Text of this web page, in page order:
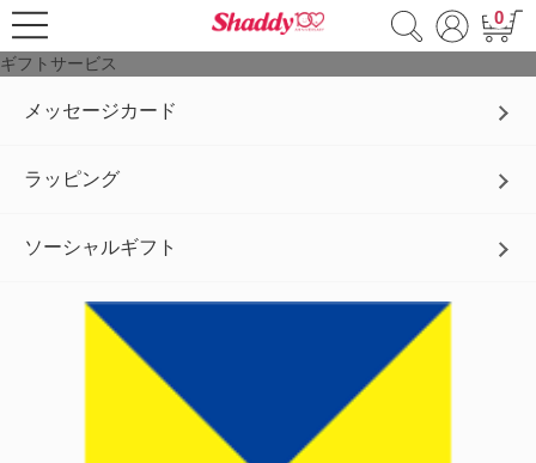
0
ギフトサービス
メッセージカード
ラッピング
ソーシャルギフト